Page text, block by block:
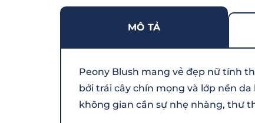
MÔ TẢ
Peony Blush mang vẻ đẹp nữ tính
bởi trái cây chín mọng và lớp nền
không gian cần sự nhẹ nhàng, thư